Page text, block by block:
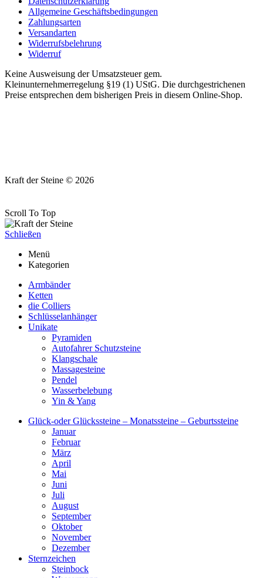
Allgemeine Geschäftsbedingungen
Zahlungsarten
Versandarten
Widerrufsbelehrung
Widerruf
Keine Ausweisung der Umsatzsteuer gem.
Kleinunternehmerregelung §19 (1) UStG. Die durchgestrichenen
Preise entsprechen dem bisherigen Preis in diesem Online-Shop.
Kraft der Steine © 2026
Scroll To Top
Schließen
Menü
Kategorien
Armbänder
Ketten
die Colliers
Schlüsselanhänger
Unikate
Pyramiden
Autofahrer Schutzsteine
Klangschale
Massagesteine
Pendel
Wasserbelebung
Yin & Yang
Glück-oder Glückssteine – Monatssteine – Geburtssteine
Januar
Februar
März
April
Mai
Juni
Juli
August
September
Oktober
November
Dezember
Sternzeichen
Steinbock